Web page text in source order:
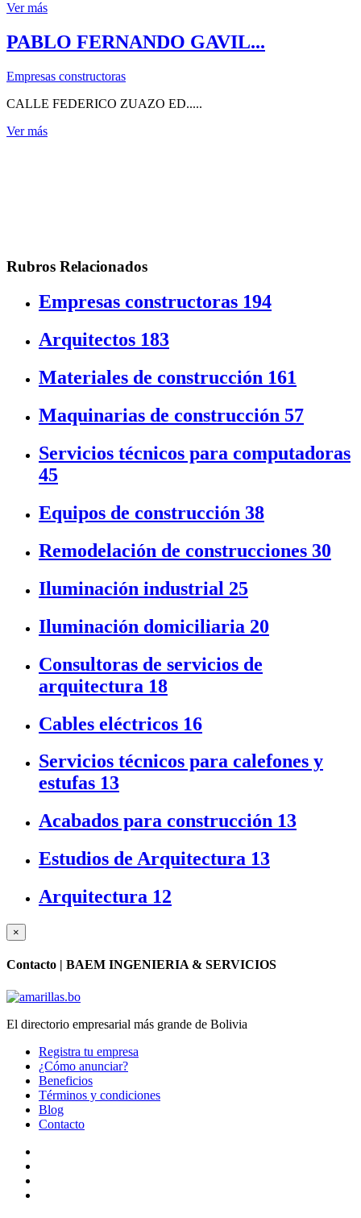
Ver más
PABLO FERNANDO GAVIL...
Empresas constructoras
CALLE FEDERICO ZUAZO ED.....
Ver más
Rubros Relacionados
Empresas constructoras 194
Arquitectos 183
Materiales de construcción 161
Maquinarias de construcción 57
Servicios técnicos para computadoras
45
Equipos de construcción 38
Remodelación de construcciones 30
Iluminación industrial 25
Iluminación domiciliaria 20
Consultoras de servicios de
arquitectura 18
Cables eléctricos 16
Servicios técnicos para calefones y
estufas 13
Acabados para construcción 13
Estudios de Arquitectura 13
Arquitectura 12
×
Contacto | BAEM INGENIERIA & SERVICIOS
El directorio empresarial más grande de Bolivia
Registra tu empresa
¿Cómo anunciar?
Beneficios
Términos y condiciones
Blog
Contacto